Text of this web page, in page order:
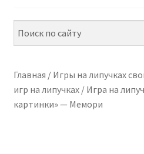
ПО НАВЫКАМ
МЕТОДИКИ
Главная / Игры на липучках
игр на липучках/ Игра на
картинки» — Мемори